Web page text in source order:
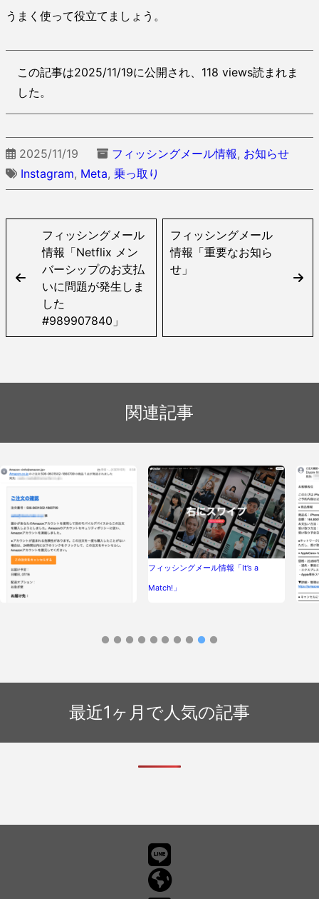
うまく使って役立てましょう。
この記事は2025/11/19に公開され、118 views読まれま
した。
2025/11/19 フィッシングメール情報, お知らせ
Instagram, Meta, 乗っ取り
フィッシングメール
情報「Netflix メン
バーシップのお支払
いに問題が発生しま
した
#989907840」
フィッシングメール
情報「重要なお知ら
せ」
関連記事
フィッシングメール情報「It’s a
Match!」
Store
最近1ヶ月で人気の記事